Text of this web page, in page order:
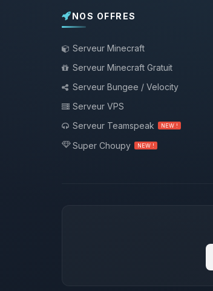
NOS OFFRES
Serveur Minecraft
Serveur Minecraft Gratuit
Serveur Bungee / Velocity
Serveur VPS
Serveur Teamspeak
NEW !
Super Choupy NEW !